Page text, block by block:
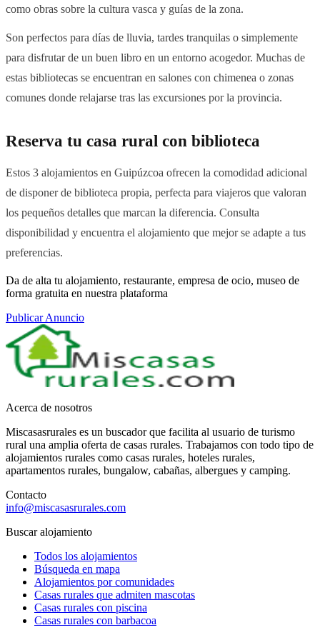
como obras sobre la cultura vasca y guías de la zona.
Son perfectos para días de lluvia, tardes tranquilas o simplemente
para disfrutar de un buen libro en un entorno acogedor. Muchas de
estas bibliotecas se encuentran en salones con chimenea o zonas
comunes donde relajarse tras las excursiones por la provincia.
Reserva tu casa rural con biblioteca
Estos 3 alojamientos en Guipúzcoa ofrecen la comodidad adicional
de disponer de biblioteca propia, perfecta para viajeros que valoran
los pequeños detalles que marcan la diferencia. Consulta
disponibilidad y encuentra el alojamiento que mejor se adapte a tus
preferencias.
Da de alta tu alojamiento, restaurante, empresa de ocio, museo de
forma gratuita en nuestra plataforma
Publicar Anuncio
Acerca de nosotros
Miscasasrurales es un buscador que facilita al usuario de turismo
rural una amplia oferta de casas rurales. Trabajamos con todo tipo de
alojamientos rurales como casas rurales, hoteles rurales,
apartamentos rurales, bungalow, cabañas, albergues y camping.
Contacto
info@miscasasrurales.com
Buscar alojamiento
Todos los alojamientos
Búsqueda en mapa
Alojamientos por comunidades
Casas rurales que admiten mascotas
Casas rurales con piscina
Casas rurales con barbacoa